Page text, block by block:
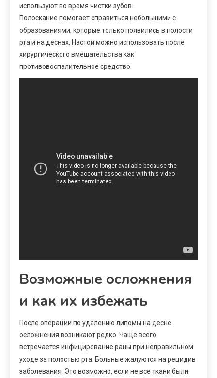
используют во время чистки зубов.
Полоскание помогает справиться небольшими с
образованиями, которые только появились в полости
рта и на деснах. Настои можно использовать после
хирургического вмешательства как
противовоспалительное средство.
Возможные осложнения
и как их избежать
После операции по удалению липомы на десне
осложнения возникают редко. Чаще всего
встречается инфицирование раны при неправильном
уходе за полостью рта. Больные жалуются на рецидив
заболевания. Это возможно, если не все ткани были